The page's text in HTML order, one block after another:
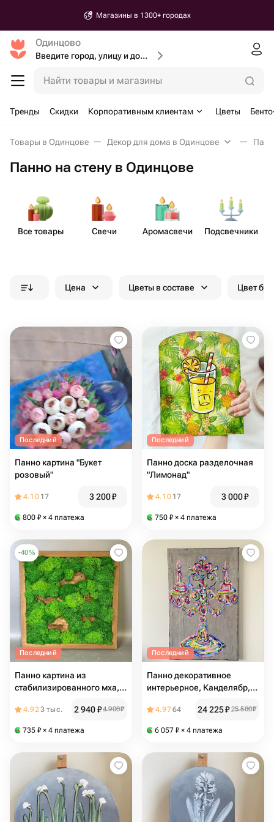
Магазины в 1300+ городах
Одинцово
Введите город, улицу и дом доставки
Найти товары и магазины
Тренды Скидки Корпоративным клиентам Цветы
Товары в Одинцове Декор для дома в Одинцове
Панно на стену в Одинцове
Все товары Свечи Аром​асвечи
Подсв​ечники
Цена Цветы в составе Цвет
Последний
Панно картина "Букет
розовый"
4.10 17 3 200₽
800 ₽ × 4 платежа
Последний
Панно доска разделочная
"Лимонад"
4.10 17 3 000₽
750 ₽ × 4 платежа
-40%
Последний
Панно картина из
стабилизированного мха,
4.923 тыс. 2 940₽4 900₽
735 ₽ × 4 платежа
Последний
Панно декоративное
интерьерное, Канделябр,
маслом на холсте
4.9764 24 225₽ 25 500₽
6 057 ₽ × 4 платежа